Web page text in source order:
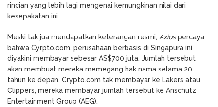
rincian yang lebih lagi mengenai kemungkinan nilai dari
kesepakatan ini.
Meski tak jua mendapatkan keterangan resmi, Axiospercaya
bahwa Cyrpto.com, perusahaan berbasis di Singapura ini
diyakini membayar sebesar AS$700 juta. Jumlah tersebut
akan membuat mereka memegang hak nama selama 20
tahun ke depan. Crypto.com tak membayar ke Lakers atau
Clippers, mereka membayar jumlah tersebut ke Anschutz
Entertainment Group (AEG).